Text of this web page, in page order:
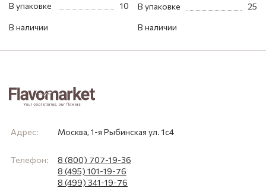
В упаковке
10
В наличии
В упаковке
25
В наличии
Адрес: Москва, 1-я Рыбинская ул. 1с4
Телефон:
8 (800) 707-19-36
8 (495) 101-19-76
8 (499) 341-19-76